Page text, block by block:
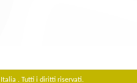
. Tutti i diritti riservati.